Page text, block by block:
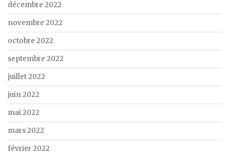
décembre 2022
novembre 2022
octobre 2022
septembre 2022
juillet 2022
juin 2022
mai 2022
mars 2022
février 2022